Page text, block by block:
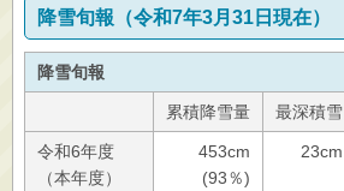
降雪旬報（令和7年3月31日現在）
降雪旬報
累積降雪量 最深積雪
令和6年度
（本年度）
453cm
(93％)
23cm